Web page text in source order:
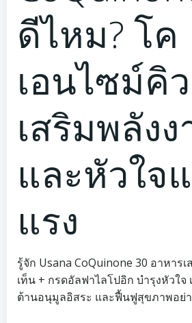
ดีไหม? โค
เอนไซม์คิ
เสริมพลัง
และหัวใจ
แรง
รู้จัก Usana CoQuinone 30 อาหาร
เท็น + กรดอัลฟาไลโปอิก บำรุงหัวใจ
ต้านอนุมูลอิสระ และฟื้นฟูสุขภาพอย่